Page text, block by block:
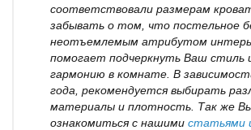
соответствовали размерам
забывать о том, что постельное
неотъемлемым атрибутом
помогает подчеркнуть Ваш стиль
гармонию в комнате. В
года, рекомендуется выбирать
материалы и плотность. Так же
ознакомиться с нашими статьями